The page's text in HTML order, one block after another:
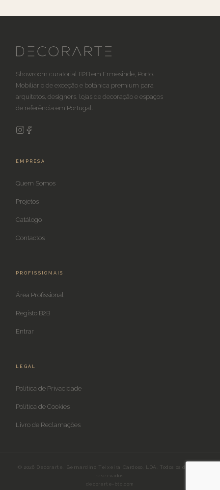
Showroom curatorial B2B em Ermesinde, Porto.
Mobiliário de exceção e botânica premium para
arquitetos, designers, lojas de decoração e espaços
de referência em Portugal.
EMPRESA
Quem Somos
Projetos
Catálogo
Contactos
PROFISSIONAIS
Área Profissional
Registo B2B
Entrar
LEGAL
Política de Privacidade
Política de Cookies
Livro de Reclamações
© 2026 Decorarte, Bernardino Teixeira Cardoso, LDA. Todos os direitos
reservados.
decorarte-btc.com